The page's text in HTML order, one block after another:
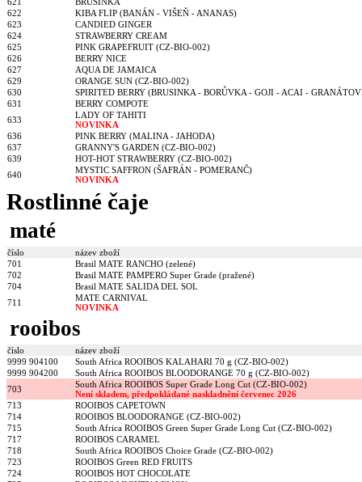
622
KIBA FLIP (BANÁN - VIŠEŇ - ANANAS)
623
CANDIED GINGER
624
STRAWBERRY CREAM
625
PINK GRAPEFRUIT (CZ-BIO-002)
626
BERRY NICE
627
AQUA DE JAMAICA
629
ORANGE SUN (CZ-BIO-002)
630
SPIRITED BERRY (BRUSINKA - BORŮVKA - GOJI - ACAI -
631
BERRY COMPOTE
633
LADY OF TAHITI
NOVINKA
636
PINK BERRY (MALINA - JAHODA)
637
GRANNY'S GARDEN (CZ-BIO-002)
639
HOT-HOT STRAWBERRY (CZ-BIO-002)
640
MYSTIC SAFFRON (ŠAFRÁN - POMERANČ)
NOVINKA
Rostlinné čaje
maté
číslo
název zboží
701
Brasil MATE RANCHO (zelené)
702
Brasil MATE PAMPERO Super Grade (pražené)
704
Brasil MATE SALIDA DEL SOL
711
MATE CARNIVAL
NOVINKA
rooibos
číslo
název zboží
9999 904100
South Africa ROOIBOS KALAHARI 70 g (CZ-BIO-002)
9999 904200
South Africa ROOIBOS BLOODORANGE 70 g (CZ-BIO-002)
703
South Africa ROOIBOS Super Grade Long Cut (CZ-BIO-002)
Není skladem, předpokládané naskladnění červenec 2026
713
ROOIBOS CAPETOWN
714
ROOIBOS BLOODORANGE (CZ-BIO-002)
715
South Africa ROOIBOS Green Super Grade Long Cut (CZ-BIO-002)
717
ROOIBOS CARAMEL
718
South Africa ROOIBOS Choice Grade (CZ-BIO-002)
723
ROOIBOS Green RED FRUITS
724
ROOIBOS HOT CHOCOLATE